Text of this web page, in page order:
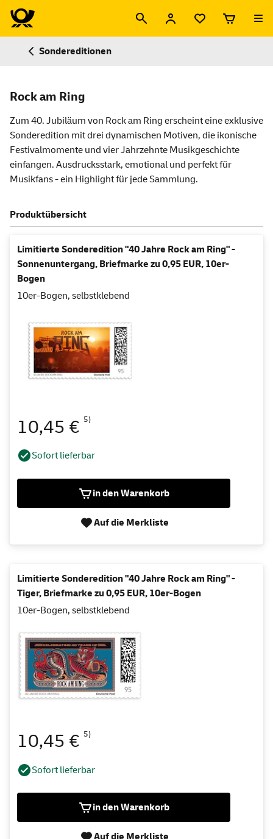
Sondereditionen
Rock am Ring
Zum 40. Jubiläum von Rock am Ring erscheint eine exklusive
Sonderedition mit drei dynamischen Motiven, die ikonische
Festivalmomente und vier Jahrzehnte Musikgeschichte
einfangen. Ausdrucksstark, emotional und perfekt für
Musikfans - ein Highlight für jede Sammlung.
Produktübersicht
Limitierte Sonderedition "40 Jahre Rock am Ring" -
Sonnenuntergang, Briefmarke zu 0,95 EUR, 10er-
Bogen
10er-Bogen, selbstklebend
10,45 € 5)
Sofort lieferbar
in den Warenkorb
Auf die Merkliste
Limitierte Sonderedition "40 Jahre Rock am Ring" -
Tiger, Briefmarke zu 0,95 EUR, 10er-Bogen
10er-Bogen, selbstklebend
10,45 € 5)
Sofort lieferbar
in den Warenkorb